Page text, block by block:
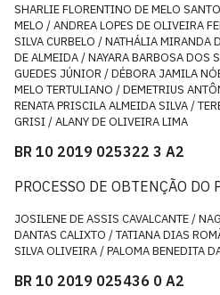
SHARLIE FLORENTINO DE MELO
MELO / ANDREA LOPES DE OLIVEIRA
SILVA CURBELO / NATHÁLIA MIRANDA
DE ALMEIDA / NAYARA BARBOSA DOS
GUEDES JÚNIOR / DÉBORA JAMILA
MELO TERTULIANO / DEMETRIUS
RENATA PRISCILA ALMEIDA SILVA /
GRISI / ALANY DE OLIVEIRA LIMA
BR 10 2019 025322 3 A2
PROCESSO DE OBTENÇÃO DO
JOSILENE DE ASSIS CAVALCANTE /
DANTAS CALIXTO / TATIANA DIAS
SILVA OLIVEIRA / PALOMA BENEDITA
BR 10 2019 025436 0 A2